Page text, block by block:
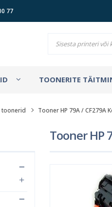
77
TOONERITE
toonerid Tooner HP 79A / CF279A
Tooner HP